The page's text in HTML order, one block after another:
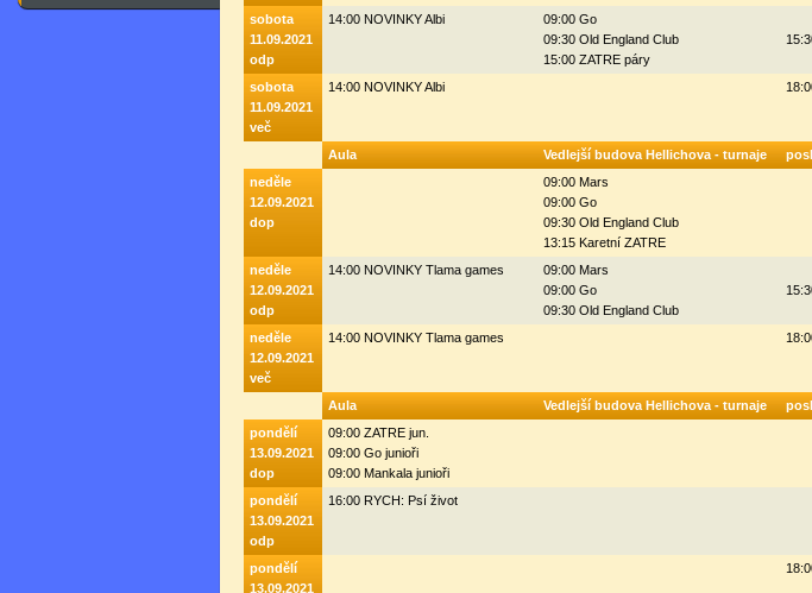
sobota
11.09.2021
odp
14:00 NOVINKY Albi
09:00 Go
09:30 Old England Club
15:00 ZATRE páry
sobota
11.09.2021
več
14:00 NOVINKY Albi
Aula
Vedlejší budova Hellichova - turnaje
neděle
12.09.2021
dop
09:00 Mars
09:00 Go
09:30 Old England Club
13:15 Karetní ZATRE
neděle
12.09.2021
odp
14:00 NOVINKY Tlama games
09:00 Mars
09:00 Go
09:30 Old England Club
neděle
12.09.2021
več
14:00 NOVINKY Tlama games
Aula
Vedlejší budova Hellichova - turnaje
pondělí
13.09.2021
dop
09:00 ZATRE jun.
09:00 Go junioři
09:00 Mankala junioři
pondělí
13.09.2021
odp
16:00 RYCH: Psí život
pondělí
13.09.2021